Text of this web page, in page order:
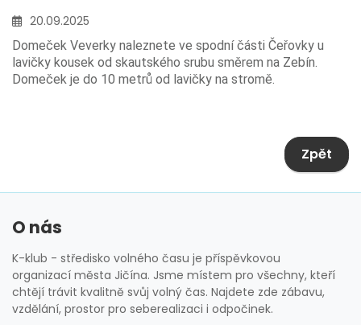
20.09.2025
Domeček Veverky naleznete ve spodní části Čeřovky u
lavičky kousek od skautského srubu směrem na Zebín.
Domeček je do 10 metrů od lavičky na stromě.
Zpět
O nás
K-klub - středisko volného času je příspěvkovou
organizací města Jičína. Jsme místem pro všechny, kteří
chtějí trávit kvalitně svůj volný čas. Najdete zde zábavu,
vzdělání, prostor pro seberealizaci i odpočinek.